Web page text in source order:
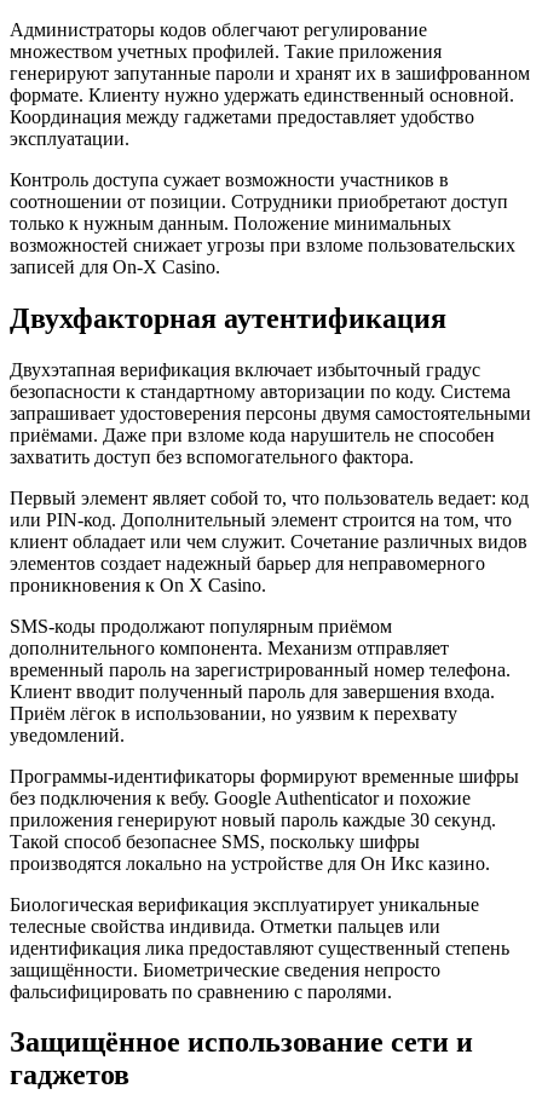
Администраторы кодов облегчают регулирование
множеством учетных профилей. Такие приложения
генерируют запутанные пароли и хранят их в зашифрованном
формате. Клиенту нужно удержать единственный основной.
Координация между гаджетами предоставляет удобство
эксплуатации.
Контроль доступа сужает возможности участников в
соотношении от позиции. Сотрудники приобретают доступ
только к нужным данным. Положение минимальных
возможностей снижает угрозы при взломе пользовательских
записей для On-X Casino.
Двухфакторная аутентификация
Двухэтапная верификация включает избыточный градус
безопасности к стандартному авторизации по коду. Система
запрашивает удостоверения персоны двумя самостоятельными
приёмами. Даже при взломе кода нарушитель не способен
захватить доступ без вспомогательного фактора.
Первый элемент являет собой то, что пользователь ведает: код
или PIN-код. Дополнительный элемент строится на том, что
клиент обладает или чем служит. Сочетание различных видов
элементов создает надежный барьер для неправомерного
проникновения к On X Casino.
SMS-коды продолжают популярным приёмом
дополнительного компонента. Механизм отправляет
временный пароль на зарегистрированный номер телефона.
Клиент вводит полученный пароль для завершения входа.
Приём лёгок в использовании, но уязвим к перехвату
уведомлений.
Программы-идентификаторы формируют временные шифры
без подключения к вебу. Google Authenticator и похожие
приложения генерируют новый пароль каждые 30 секунд.
Такой способ безопаснее SMS, поскольку шифры
производятся локально на устройстве для Он Икс казино.
Биологическая верификация эксплуатирует уникальные
телесные свойства индивида. Отметки пальцев или
идентификация лика предоставляют существенный степень
защищённости. Биометрические сведения непросто
фальсифицировать по сравнению с паролями.
Защищённое использование сети и
гаджетов